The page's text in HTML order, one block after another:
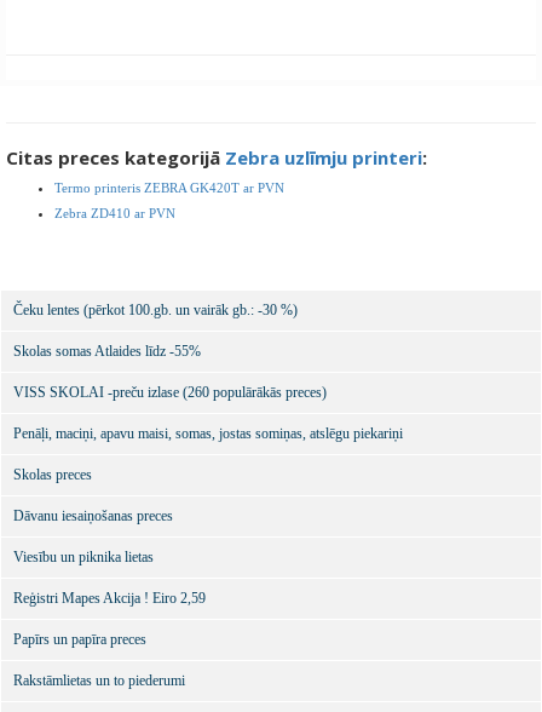
Citas preces kategorijā Zebra uzlīmju printeri:
Termo printeris ZEBRA GK420T ar PVN
Zebra ZD410 ar PVN
Čeku lentes (pērkot 100.gb. un vairāk gb.: -30 %)
Skolas somas Atlaides līdz -55%
VISS SKOLAI -preču izlase (260 populārākās preces)
Penāļi, maciņi, apavu maisi, somas, jostas somiņas, atslēgu piekariņi
Skolas preces
Dāvanu iesaiņošanas preces
Viesību un piknika lietas
Reģistri Mapes Akcija ! Eiro 2,59
Papīrs un papīra preces
Rakstāmlietas un to piederumi